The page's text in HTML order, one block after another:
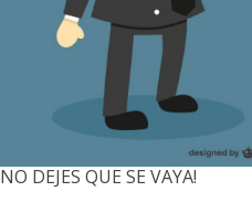
NO DEJES QUE SE VAYA!